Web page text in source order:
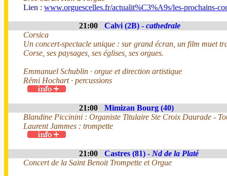
Lien : www.orguescelles.fr/actualit%C3%A9s/les-prochains-
21:00 Calvi (2B) - cathedrale
Corsica
Un concert-spectacle unique : sur grand écran, un film muet
Corse, ses paysages, ses églises, ses orgues.
Emmanuel Schublin · orgue et direction artistique
Rémi Hochart · percussions
21:00
Mimizan Bourg (40)
Blandine Piccinini : Organiste Titulaire Ste Croix Daurade -
Laurent Jammes : trompette
21:00 Castres (81) - Nd de la Platé
Concert de la Saint Benoit Trompette et Orgue